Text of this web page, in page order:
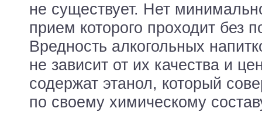
не существует. Нет
прием которого проходит без
Вредность алкогольных
не зависит от их качества и
содержат этанол, который
по своему химическому